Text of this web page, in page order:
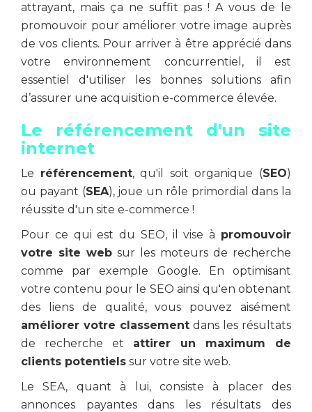
attrayant, mais ça ne suffit pas ! A vous de le
promouvoir pour améliorer votre image auprès
de vos clients. Pour arriver à être apprécié dans
votre environnement concurrentiel, il est
essentiel d'utiliser les bonnes solutions afin
d’assurer une acquisition e-commerce élevée.
Le référencement d'un site
internet
Le référencement, qu'il soit organique (SEO)
ou payant (SEA), joue un rôle primordial dans la
réussite d'un site e-commerce !
Pour ce qui est du SEO, il vise à promouvoir
votre site web sur les moteurs de recherche
comme par exemple Google. En optimisant
votre contenu pour le SEO ainsi qu'en obtenant
des liens de qualité, vous pouvez aisément
améliorer votre classement dans les résultats
de recherche et attirer un maximum de
clients potentiels sur votre site web.
Le SEA, quant à lui, consiste à placer des
annonces payantes dans les résultats des